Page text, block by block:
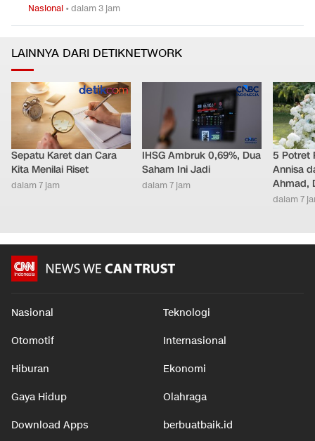
Nasional •dalam 3 jam
LAINNYA DARI DETIKNETWORK
Sepatu Karet dan Cara
Kita Menilai Riset
dalam 7 jam
IHSG Ambruk 0,69%, Dua
Saham Ini Jadi
dalam 7 jam
5 Potret
Annisa
Ahmad,
dalam 7
Nasional Teknologi
Otomotif Internasional
Hiburan Ekonomi
Gaya Hidup Olahraga
Download Apps berbuatbaik.id